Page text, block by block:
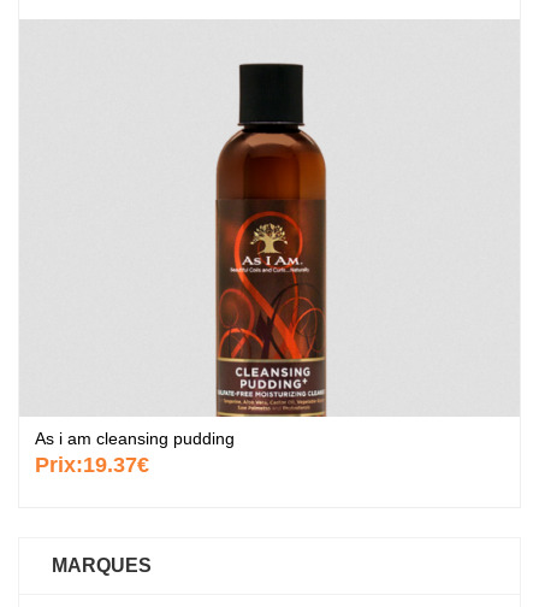
As i am cleansing pudding
Prix:19.37€
MARQUES